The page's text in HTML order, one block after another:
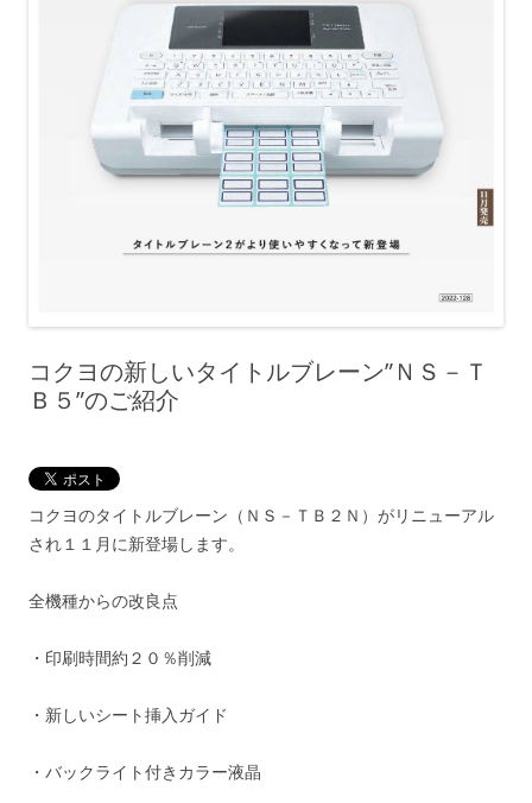
コクヨの新しいタイトルブレーン”ＮＳ－Ｔ
Ｂ５”のご紹介
コクヨのタイトルブレーン（ＮＳ－ＴＢ２Ｎ）がリニューアル
され１１月に新登場します。
全機種からの改良点
・印刷時間約２０％削減
・新しいシート挿入ガイド
・バックライト付きカラー液晶